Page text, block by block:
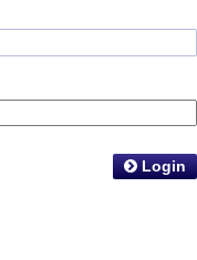
Login